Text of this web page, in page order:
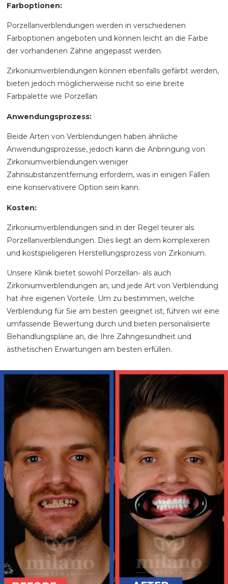
Farboptionen:
Porzellanverblendungen werden in verschiedenen
Farboptionen angeboten und können leicht an die Farbe
der vorhandenen Zähne angepasst werden.
Zirkoniumverblendungen können ebenfalls gefärbt werden,
bieten jedoch möglicherweise nicht so eine breite
Farbpalette wie Porzellan.
Anwendungsprozess:
Beide Arten von Verblendungen haben ähnliche
Anwendungsprozesse, jedoch kann die Anbringung von
Zirkoniumverblendungen weniger
Zahnsubstanzentfernung erfordern, was in einigen Fällen
eine konservativere Option sein kann.
Kosten:
Zirkoniumverblendungen sind in der Regel teurer als
Porzellanverblendungen. Dies liegt an dem komplexeren
und kostspieligeren Herstellungsprozess von Zirkonium.
Unsere Klinik bietet sowohl Porzellan- als auch
Zirkoniumverblendungen an, und jede Art von Verblendung
hat ihre eigenen Vorteile. Um zu bestimmen, welche
Verblendung für Sie am besten geeignet ist, führen wir eine
umfassende Bewertung durch und bieten personalisierte
Behandlungspläne an, die Ihre Zahngesundheit und
ästhetischen Erwartungen am besten erfüllen.